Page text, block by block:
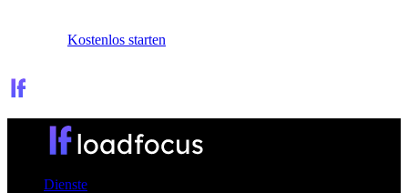
Kostenlos starten
Dienste